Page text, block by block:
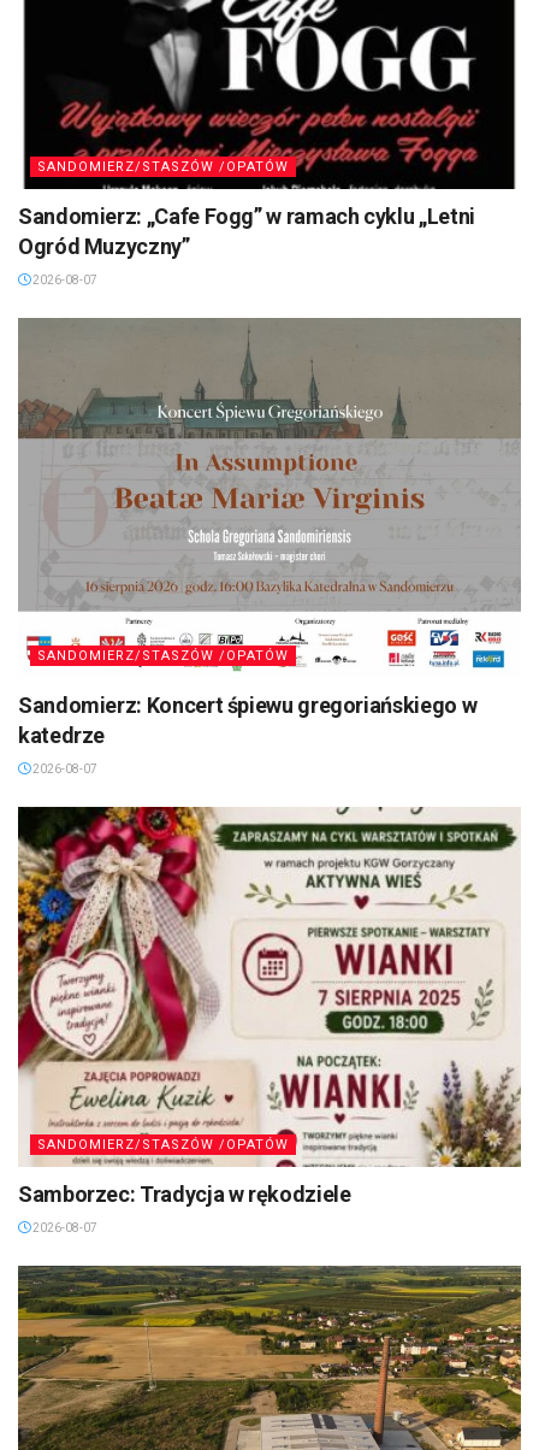
SANDOMIERZ/STASZÓW /OPATÓW
Sandomierz: „Cafe Fogg” w ramach cyklu „Letni
Ogród Muzyczny”
2026-08-07
SANDOMIERZ/STASZÓW /OPATÓW
Sandomierz: Koncert śpiewu gregoriańskiego w
katedrze
2026-08-07
SANDOMIERZ/STASZÓW /OPATÓW
Samborzec: Tradycja w rękodziele
2026-08-07